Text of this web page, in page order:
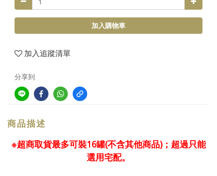
加入購物車
加入追蹤清單
分享到
商品描述
※超商取貨最多可裝16罐(不含其他商品)；超過只能
選用宅配。